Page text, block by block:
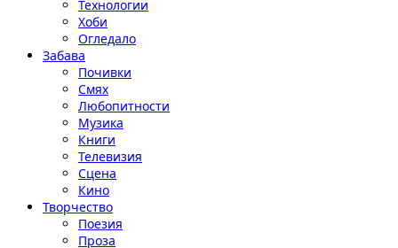
Технологии
Хоби
Огледало
Забава
Почивки
Смях
Любопитности
Музика
Книги
Телевизия
Сцена
Кино
Творчество
Поезия
Проза